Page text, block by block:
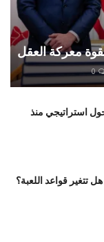
معركة العقل
0
استراتيجي منذ
تتغير قواعد اللعبة؟